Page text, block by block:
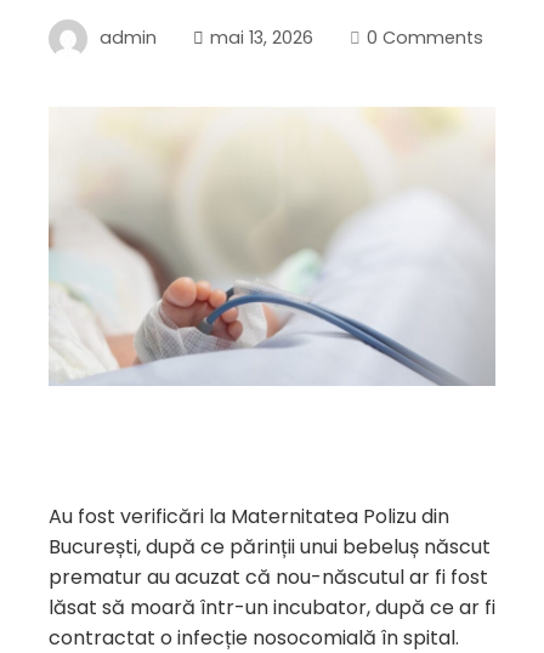
admin mai 13, 2026 0 Comments
Au fost verificări la Maternitatea Polizu din
București, după ce părinții unui bebeluș născut
prematur au acuzat că nou-născutul ar fi fost
lăsat să moară într-un incubator, după ce ar fi
contractat o infecție nosocomială în spital.